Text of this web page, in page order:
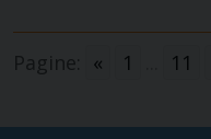
Pagine: « 1 11